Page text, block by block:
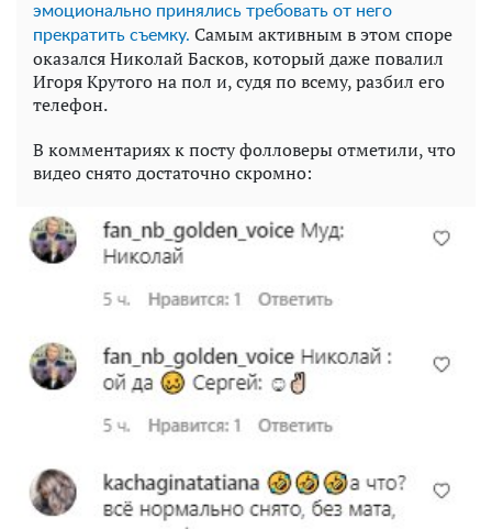
эмоционально принялись требовать от него
прекратить съемку. Самым активным в этом споре
оказался Николай Басков, который даже повалил
Игоря Крутого на пол и, судя по всему, разбил его
телефон.
В комментариях к посту фолловеры отметили, что
видео снято достаточно скромно: